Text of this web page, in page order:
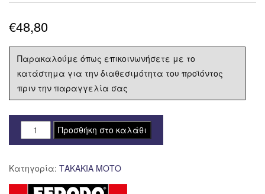
€48,80
Παρακαλούμε όπως επικοινωνήσετε με το
κατάστημα για την διαθεσιμότητα του προϊόντος
πριν την παραγγελία σας
FD-
FDB2164ST
ΤΑΚΑΚΙΑ
FERODO
Προσθήκη στο καλάθι
Κατηγορία: ΤΑΚΑΚΙΑ ΜΟΤΟ